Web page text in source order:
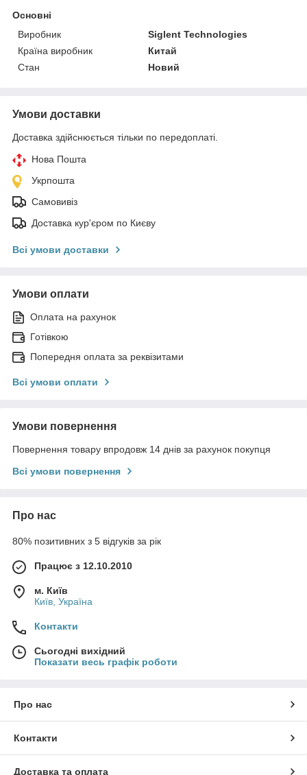
Основні
Виробник
Siglent Technologies
Країна виробник
Китай
Стан
Новий
Умови доставки
Доставка здійснюється тільки по передоплаті.
Нова Пошта
Укрпошта
Самовивіз
Доставка кур'єром по Києву
Всі умови доставки
Умови оплати
Оплата на рахунок
Готівкою
Попередня оплата за реквізитами
Всі умови оплати
Умови повернення
Повернення товару впродовж 14 днів за рахунок покупця
Всі умови повернення
Про нас
80% позитивних з 5 відгуків за рік
Працює з 12.10.2010
м. Київ
Київ, Україна
Контакти
Сьогодні вихідний
Показати весь графік роботи
Про нас
Контакти
Доставка та оплата